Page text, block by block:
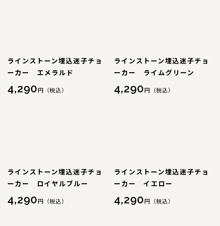
CORDINATE コーディネート
店舗情報
特注品について
お直しについて
ラインストーン埋込迷子チョ
ーカー エメラルド
4,290円（税込）
ラインストーン埋込迷子チョ
ーカー ライムグリーン
4,290円（税込）
ラインストーン埋込迷子チョ
ーカー ロイヤルブルー
4,290円（税込）
ラインストーン埋込迷子チョ
ーカー イエロー
4,290円（税込）